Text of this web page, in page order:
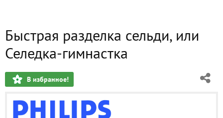
Быстрая разделка сельди, или
Селедка-гимнастка
В избранное!